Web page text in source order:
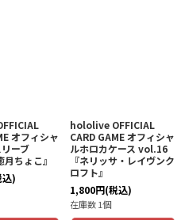
オフィシャ
ーブ
ちょこ』
)
hololive OFFICIAL
CARD GAME オフィシャ
ルホロカケース vol.16
『ネリッサ・レイヴンク
ロフト』
1,800円(税込)
在庫数 1個